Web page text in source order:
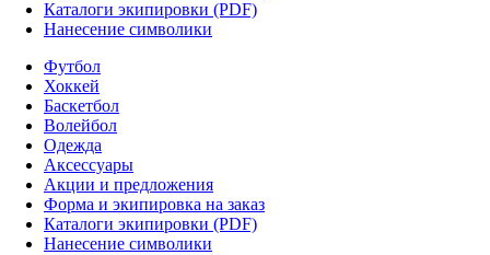
Каталоги экипировки (PDF)
Нанесение символики
Футбол
Хоккей
Баскетбол
Волейбол
Одежда
Аксессуары
Акции и предложения
Форма и экипировка на заказ
Каталоги экипировки (PDF)
Нанесение символики